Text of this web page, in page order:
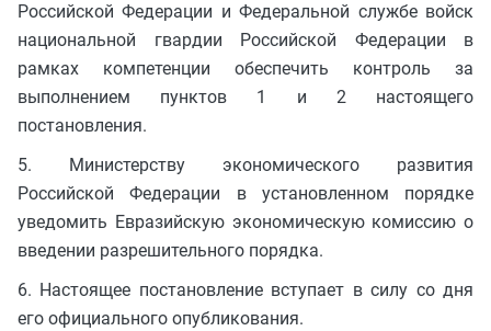
Российской Федерации и Федеральной службе войск
национальной гвардии Российской Федерации в
рамках компетенции обеспечить контроль за
выполнением пунктов 1 и 2 настоящего
постановления.
5. Министерству экономического развития
Российской Федерации в установленном порядке
уведомить Евразийскую экономическую комиссию о
введении разрешительного порядка.
6. Настоящее постановление вступает в силу со дня
его официального опубликования.